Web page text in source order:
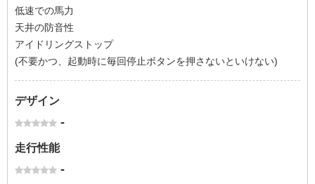
低速での馬力
天井の防音性
アイドリングストップ
(不要かつ、起動時に毎回停止ボタンを押さないといけない)
デザイン
-
走行性能
-